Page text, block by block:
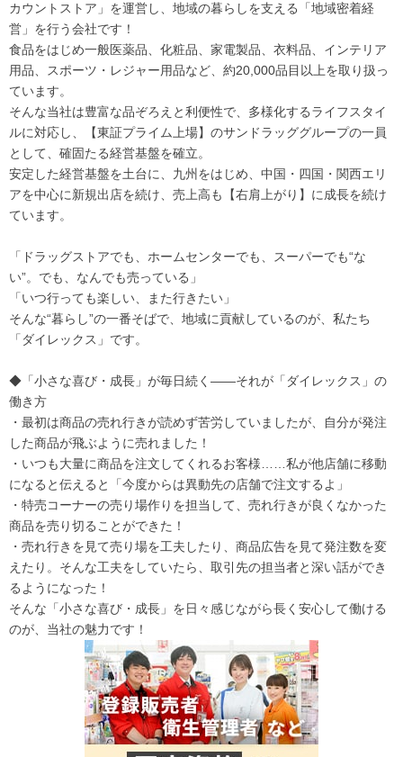
カウントストア」を運営し、地域の暮らしを支える「地域密着経
営」を行う会社です！
食品をはじめ一般医薬品、化粧品、家電製品、衣料品、インテリア
用品、スポーツ・レジャー用品など、約20,000品目以上を取り扱っ
ています。
そんな当社は豊富な品ぞろえと利便性で、多様化するライフスタイ
ルに対応し、【東証プライム上場】のサンドラッググループの一員
として、確固たる経営基盤を確立。
安定した経営基盤を土台に、九州をはじめ、中国・四国・関西エリ
アを中心に新規出店を続け、売上高も【右肩上がり】に成長を続け
ています。
「ドラッグストアでも、ホームセンターでも、スーパーでも“な
い”。でも、なんでも売っている」
「いつ行っても楽しい、また行きたい」
そんな“暮らし”の一番そばで、地域に貢献しているのが、私たち
「ダイレックス」です。
◆「小さな喜び・成長」が毎日続く――それが「ダイレックス」の
働き方
・最初は商品の売れ行きが読めず苦労していましたが、自分が発注
した商品が飛ぶように売れました！
・いつも大量に商品を注文してくれるお客様……私が他店舗に移動
になると伝えると「今度からは異動先の店舗で注文するよ」
・特売コーナーの売り場作りを担当して、売れ行きが良くなかった
商品を売り切ることができた！
・売れ行きを見て売り場を工夫したり、商品広告を見て発注数を変
えたり。そんな工夫をしていたら、取引先の担当者と深い話ができ
るようになった！
そんな「小さな喜び・成長」を日々感じながら長く安心して働ける
のが、当社の魅力です！